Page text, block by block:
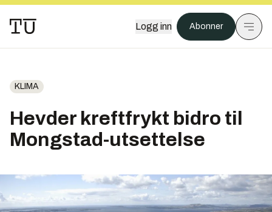
Logg inn Abonner
KLIMA
Hevder kreftfrykt bidro til
Mongstad-utsettelse